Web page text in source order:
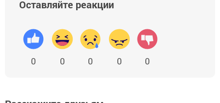
Оставляйте реакции
0 0 0 0 0